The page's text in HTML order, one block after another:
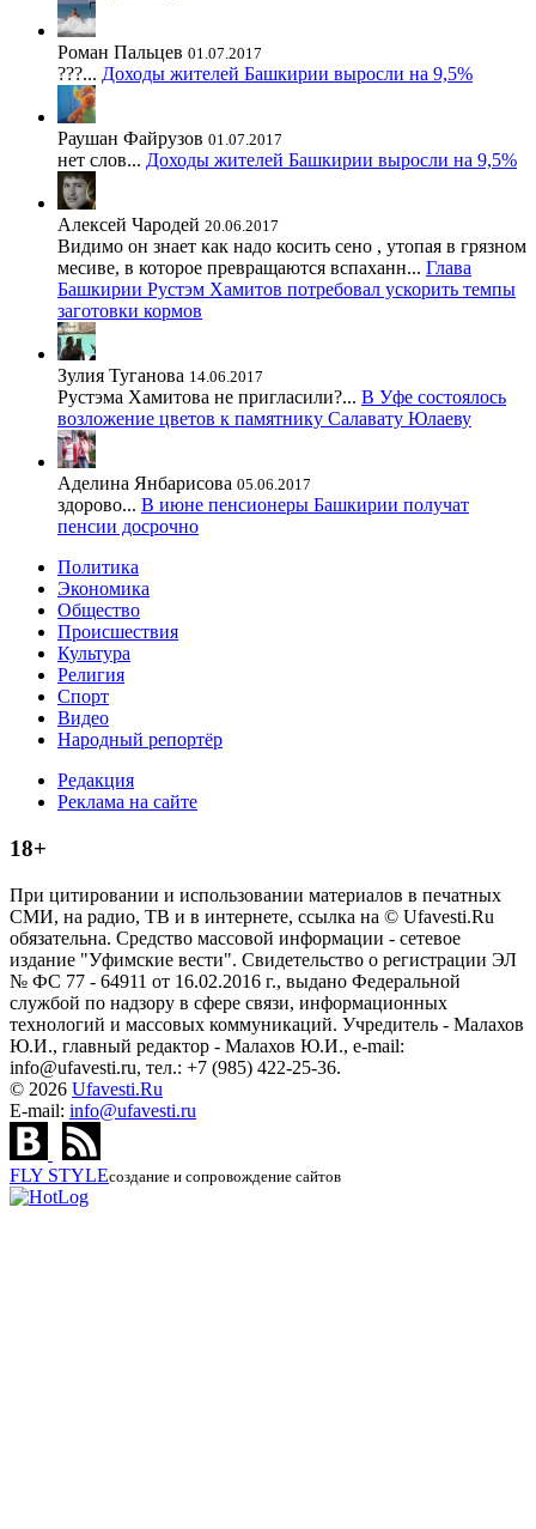
Роман Пальцев 01.07.2017
???... Доходы жителей Башкирии выросли на 9,5%
Раушан Файрузов 01.07.2017
нет слов... Доходы жителей Башкирии выросли на 9,5%
Алексей Чародей 20.06.2017
Видимо он знает как надо косить сено , утопая в грязном
месиве, в которое превращаются вспаханн... Глава
Башкирии Рустэм Хамитов потребовал ускорить темпы
заготовки кормов
Зулия Туганова 14.06.2017
Рустэма Хамитова не пригласили?... В Уфе состоялось
возложение цветов к памятнику Салавату Юлаеву
Аделина Янбарисова 05.06.2017
здорово... В июне пенсионеры Башкирии получат
пенсии досрочно
Политика
Экономика
Общество
Происшествия
Культура
Религия
Спорт
Видео
Народный репортёр
Редакция
Реклама на сайте
18+
При цитировании и использовании материалов в печатных
СМИ, на радио, ТВ и в интернете, ссылка на © Ufavesti.Ru
обязательна. Средство массовой информации - сетевое
издание "Уфимские вести". Свидетельство о регистрации ЭЛ
№ ФС 77 - 64911 от 16.02.2016 г., выдано Федеральной
службой по надзору в сфере связи, информационных
технологий и массовых коммуникаций. Учредитель - Малахов
Ю.И., главный редактор - Малахов Ю.И., e-mail:
info@ufavesti.ru, тел.: +7 (985) 422-25-36.
© 2026 Ufavesti.Ru
E-mail: info@ufavesti.ru
FLY STYLEсоздание и сопровождение сайтов